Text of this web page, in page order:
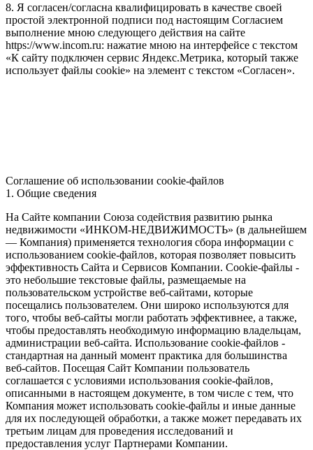
8. Я согласен/согласна квалифицировать в качестве своей
простой электронной подписи под настоящим Согласием
выполнение мною следующего действия на сайте
https://www.incom.ru: нажатие мною на интерфейсе с текстом
«К сайту подключен сервис Яндекс.Метрика, который также
использует файлы cookie» на элемент с текстом «Согласен».
Соглашение об использовании cookie-файлов
1. Общие сведения
На Сайте компании Союза содействия развитию рынка
недвижимости «ИНКОМ-НЕДВИЖИМОСТЬ» (в дальнейшем
— Компания) применяется технология сбора информации с
использованием cookie-файлов, которая позволяет повысить
эффективность Сайта и Сервисов Компании. Сookie-файлы -
это небольшие текстовые файлы, размещаемые на
пользовательском устройстве веб-сайтами, которые
посещались пользователем. Они широко используются для
того, чтобы веб-сайты могли работать эффективнее, а также,
чтобы предоставлять необходимую информацию владельцам,
администрации веб-сайта. Использование cookie-файлов -
стандартная на данный момент практика для большинства
веб-сайтов. Посещая Сайт Компании пользователь
соглашается с условиями использования cookie-файлов,
описанными в настоящем документе, в том числе с тем, что
Компания может использовать cookie-файлы и иные данные
для их последующей обработки, а также может передавать их
третьим лицам для проведения исследований и
предоставления услуг Партнерами Компании.